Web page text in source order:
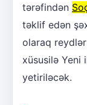
tərəfindən
təklif edən
olaraq
xüsusilə Yeni
yetiriləcək.